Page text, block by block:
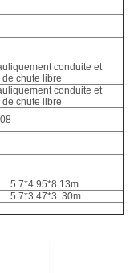
conduite et
chute libre
conduite et
chute libre
5.7*4.95*8.13m
5.7*3.47*3. 30m